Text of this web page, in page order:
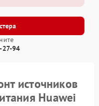
27-94
источников
Huawei